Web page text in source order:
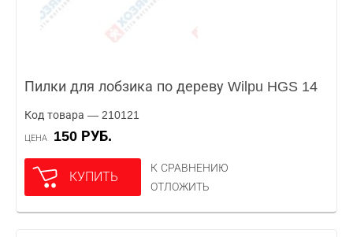
Пилки для лобзика по дереву Wilpu HGS 14
Код товара — 210121
ЦЕНА 150 РУБ.
КУПИТЬ
К СРАВНЕНИЮ
ОТЛОЖИТЬ